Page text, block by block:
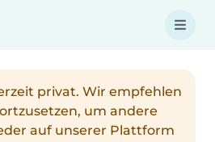
privat. Wir empfehlen
um andere
auf unserer Plattform